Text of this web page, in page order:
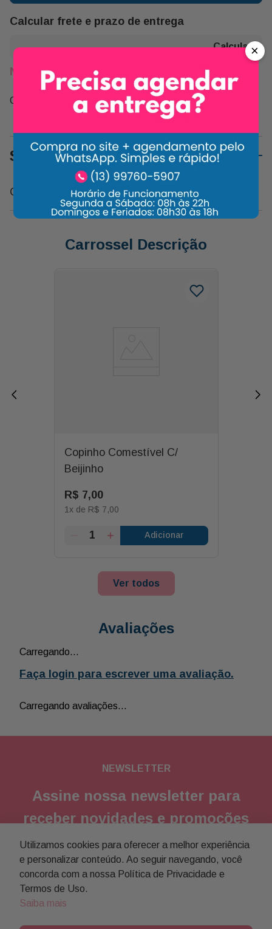
Calcular frete e prazo de entrega
Não sei meu CEP
Compartilhe:
Sobre o Produto
Copinho Comestível C/brigadeiro
Carrossel Descrição
Copinho Comestível C/
Beijinho
R$ 7,00
1x de R$ 7,00
Adicionar
Ver todos
Avaliações
Carregando…
Faça login para escrever uma avaliação.
Carregando avaliações…
NEWSLETTER
Assine nossa newsletter para
receber novidades e promoções
Enviar
Concordo com a política de privacidade
×
Utilizamos cookies para oferecer a melhor experiência
e personalizar conteúdo. Ao seguir navegando, você
concorda com a nossa Política de Privacidade e
Termos de Uso.
Saiba mais